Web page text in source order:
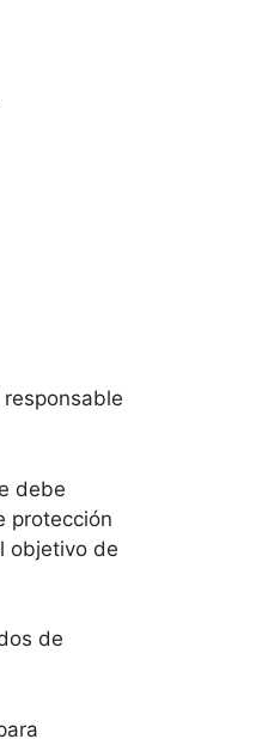
debe
protección
objetivo de
de